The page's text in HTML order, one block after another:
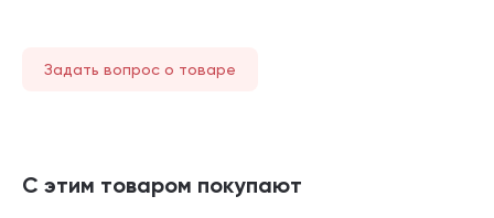
Задать вопрос о товаре
С этим товаром покупают